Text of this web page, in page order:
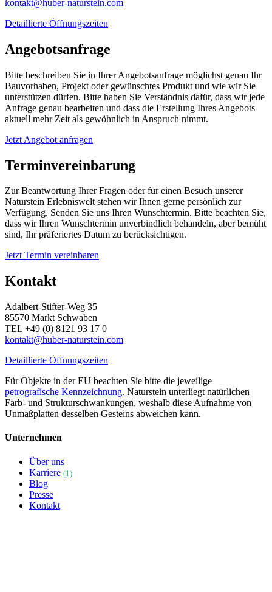
kontakt@huber-naturstein.com
Detaillierte Öffnungszeiten
Angebotsanfrage
Bitte beschreiben Sie in Ihrer Angebotsanfrage möglichst genau Ihr
Bauvorhaben, Projekt oder gewünschtes Produkt und wie wir Sie
unterstützen dürfen. Bitte haben Sie Verständnis dafür, dass wir jede
Anfrage genau bearbeiten und dass die Erstellung Ihres Angebots
aktuell mehr Zeit als gewöhnlich in Anspruch nimmt.
Jetzt Angebot anfragen
Terminvereinbarung
Zur Beantwortung Ihrer Fragen oder für einen Besuch unserer
Naturstein Erlebniswelt stehen wir Ihnen gerne persönlich zur
Verfügung. Senden Sie uns Ihren Wunschtermin. Bitte beachten Sie,
dass wir Ihren Wunschtermin unverbindlich behandeln, aber bemüht
sind, Ihr präferiertes Datum zu berücksichtigen.
Jetzt Termin vereinbaren
Kontakt
Adalbert-Stifter-Weg 35
85570 Markt Schwaben
TEL +49 (0) 8121 93 17 0
kontakt@huber-naturstein.com
Detaillierte Öffnungszeiten
Für Objekte in der EU beachten Sie bitte die jeweilige
petrografische Kennzeichnung. Naturstein unterliegt natürlichen
Farb- und Strukturschwankungen, weshalb diese Aufnahme von
Unmaßplatten desselben Gesteins abweichen kann.
Unternehmen
Über uns
Karriere (1)
Blog
Presse
Kontakt